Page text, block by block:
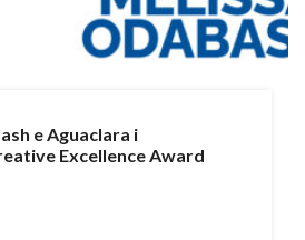
e Aguaclara i
Excellence Award